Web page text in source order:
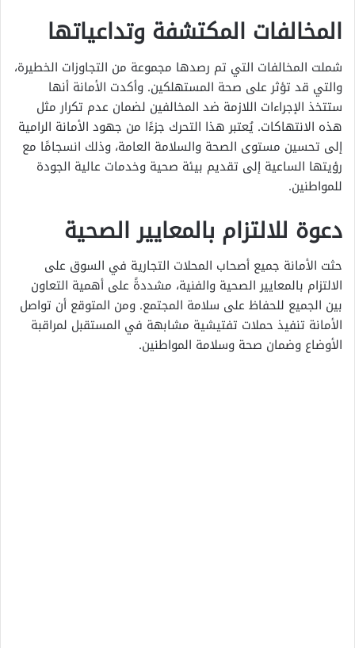
المخالفات المكتشفة وتداعياتها
شملت المخالفات التي تم رصدها مجموعة من التجاوزات الخطيرة،
والتي قد تؤثر على صحة المستهلكين. وأكدت الأمانة أنها
ستتخذ الإجراءات اللازمة ضد المخالفين لضمان عدم تكرار مثل
هذه الانتهاكات. يُعتبر هذا التحرك جزءًا من جهود الأمانة الرامية
إلى تحسين مستوى الصحة والسلامة العامة، وذلك انسجامًا مع
رؤيتها الساعية إلى تقديم بيئة صحية وخدمات عالية الجودة
للمواطنين.
دعوة للالتزام بالمعايير الصحية
حثت الأمانة جميع أصحاب المحلات التجارية في السوق على
الالتزام بالمعايير الصحية والفنية، مشددةً على أهمية التعاون
بين الجميع للحفاظ على سلامة المجتمع. ومن المتوقع أن تواصل
الأمانة تنفيذ حملات تفتيشية مشابهة في المستقبل لمراقبة
الأوضاع وضمان صحة وسلامة المواطنين.